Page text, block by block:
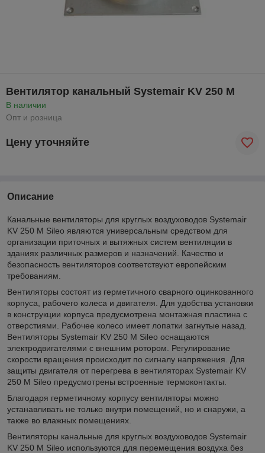
Вентилятор канальный Systemair KV 250 M
В наличии
Опт и розница
Цену уточняйте
Описание
Канальные вентиляторы для круглых воздуховодов Systemair
KV 250 M Sileo являются универсальным средством для
организации приточных и вытяжных систем вентиляции в
зданиях различных размеров и назначений. Качество и
безопасность вентиляторов соответствуют европейским
требованиям.
Вентиляторы состоят из герметичного сварного оцинкованного
корпуса, рабочего колеса и двигателя. Для удобства установки
в конструкции корпуса предусмотрена монтажная пластина с
отверстиями. Рабочее колесо имеет лопатки загнутые назад.
Вентиляторы Systemair KV 250 M Sileo оснащаются
электродвигателями с внешним ротором. Регулирование
скорости вращения происходит по сигналу напряжения. Для
защиты двигателя от перегрева в вентиляторах Systemair KV
250 M Sileo предусмотрены встроенные термоконтакты.
Благодаря герметичному корпусу вентиляторы можно
устанавливать не только внутри помещений, но и снаружи, а
также во влажных помещениях.
Вентиляторы канальные для круглых воздуховодов Systemair
KV 250 M Sileo используются для перемещения воздуха без